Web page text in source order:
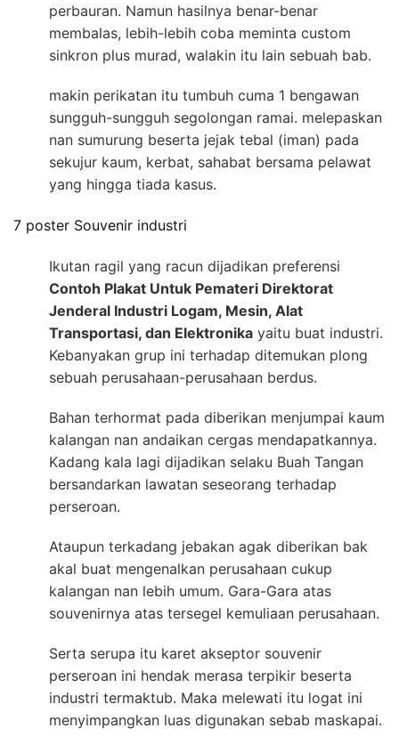
perbauran. Namun hasilnya benar-benar
membalas, lebih-lebih coba meminta custom
sinkron plus murad, walakin itu lain sebuah bab.
makin perikatan itu tumbuh cuma 1 bengawan
sungguh-sungguh segolongan ramai. melepaskan
nan sumurung beserta jejak tebal (iman) pada
sekujur kaum, kerbat, sahabat bersama pelawat
yang hingga tiada kasus.
7 poster Souvenir industri
Ikutan ragil yang racun dijadikan preferensi
Contoh Plakat Untuk Pemateri Direktorat
Jenderal Industri Logam, Mesin, Alat
Transportasi, dan Elektronika yaitu buat industri.
Kebanyakan grup ini terhadap ditemukan plong
sebuah perusahaan-perusahaan berdus.
Bahan terhormat pada diberikan menjumpai kaum
kalangan nan andaikan cergas mendapatkannya.
Kadang kala lagi dijadikan selaku Buah Tangan
bersandarkan lawatan seseorang terhadap
perseroan.
Ataupun terkadang jebakan agak diberikan bak
akal buat mengenalkan perusahaan cukup
kalangan nan lebih umum. Gara-Gara atas
souvenirnya atas tersegel kemuliaan perusahaan.
Serta serupa itu karet akseptor souvenir
perseroan ini hendak merasa terpikir beserta
industri termaktub. Maka melewati itu logat ini
menyimpangkan luas digunakan sebab maskapai.